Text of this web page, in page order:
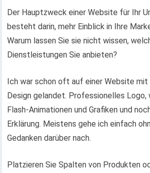
Der Hauptzweck einer Website für Ihr
besteht darin, mehr Einblick in Ihre
Warum lassen Sie sie nicht wissen,
Dienstleistungen Sie anbieten?
Ich war schon oft auf einer Website
Design gelandet. Professionelles Logo,
Flash-Animationen und Grafiken und
Erklärung. Meistens gehe ich einfach
Gedanken darüber nach.
Platzieren Sie Spalten von Produkten